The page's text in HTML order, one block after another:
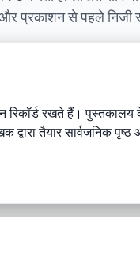
और प्रकाशन से पहले निजी
रिकॉर्ड रखते हैं।
तैयार सार्वजनिक पृष्ठ